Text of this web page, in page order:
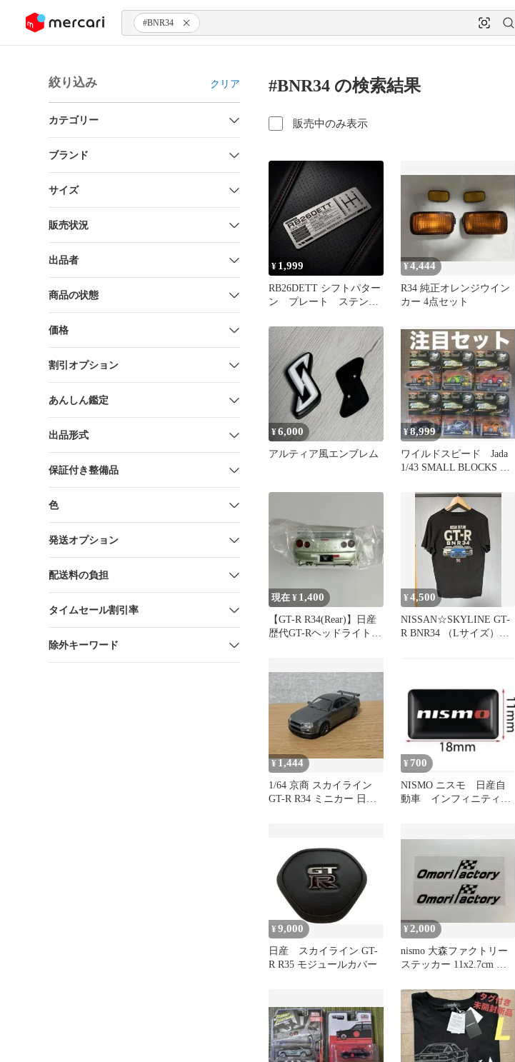
ツにスキップ #BNR34
絞り込み クリア
カテゴリー
ブランド
サイズ
販売状況
出品者
商品の状態
価格
割引オプション
あんしん鑑定
出品形式
保証付き整備品
色
発送オプション
配送料の負担
タイムセール割引率
除外キーワード
#BNR34 の検索結果
販売中のみ表示
¥ 1,999
RB26DETT シフトパター
ン プレート ステンレ
¥4,444
R34 純正オレンジウイン
カー 4点セット
¥6,000
アルティア風エンブレム
¥8,999
ワイルドスピード Jada
1/43 SMALL BLOCKS ６
現在 ¥ 1,400
【GT-R R34(Rear)】日産
歴代GT-Rヘッドライトコ
¥4,500
NISSAN☆SKYLINE GT-
R BNR34 （Lサイズ）バ
¥ 1,444
1/64 京商 スカイライン
GT-R R34 ミニカー 日産
¥ 700
NISMO ニスモ 日産自
動車 インフィニティ
¥9,000
日産 スカイライン GT-
R R35 モジュールカバー
¥ 2,000
nismo 大森ファクトリー
ステッカー 11x2.7cm ブ